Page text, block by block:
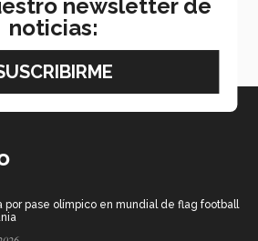
acerera y recibe Premio al
2026 en SLP
por pase olímpico en mundial de flag football
newsletter de
noticias: